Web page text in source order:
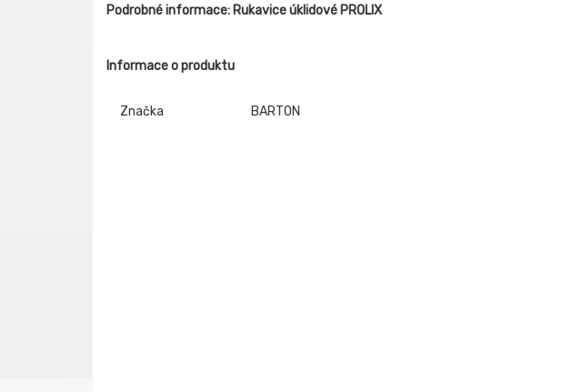
Podrobné informace: Rukavice úklidové PROLIX
Informace o produktu
Značka BARTON